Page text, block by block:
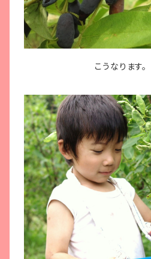
こうなります。